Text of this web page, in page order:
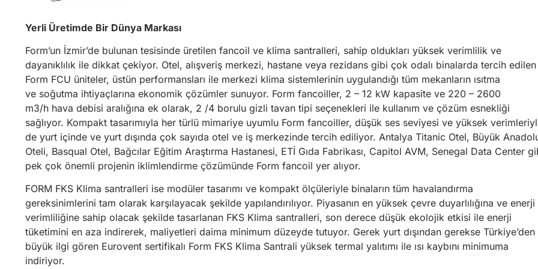
Yerli Üretimde Bir Dünya Markası
Form’un İzmir’de bulunan tesisinde üretilen fancoil ve klima santralleri, sahip oldukları yüksek verimlilik ve
dayanıklılık ile dikkat çekiyor. Otel, alışveriş merkezi, hastane veya rezidans gibi çok odalı binalarda tercih edilen
Form FCU üniteler, üstün performansları ile merkezi klima sistemlerinin uygulandığı tüm mekanların ısıtma
ve soğutma ihtiyaçlarına ekonomik çözümler sunuyor. Form fancoiller, 2 – 12 kW kapasite ve 220 – 2600
m3/h hava debisi aralığına ek olarak, 2 /4 borulu gizli tavan tipi seçenekleri ile kullanım ve çözüm esnekliği
sağlıyor. Kompakt tasarımıyla her türlü mimariye uyumlu Form fancoiller, düşük ses seviyesi ve yüksek
de yurt içinde ve yurt dışında çok sayıda otel ve iş merkezinde tercih ediliyor. Antalya Titanic Otel, Büyük
Oteli, Basqual Otel, Bağcılar Eğitim Araştırma Hastanesi, ETİ Gıda Fabrikası, Capitol AVM, Senegal Data Center
pek çok önemli projenin iklimlendirme çözümünde Form fancoil yer alıyor.
FORM FKS Klima santralleri ise modüler tasarımı ve kompakt ölçüleriyle binaların tüm havalandırma
gereksinimlerini tam olarak karşılayacak şekilde yapılandırılıyor. Piyasanın en yüksek çevre duyarlılığına ve enerji
verimliliğine sahip olacak şekilde tasarlanan FKS Klima santralleri, son derece düşük ekolojik etkisi ile enerji
tüketimini en aza indirerek, maliyetleri daima minimum düzeyde tutuyor. Gerek yurt dışından gerekse Türkiye’den
büyük ilgi gören Eurovent sertifikalı Form FKS Klima Santrali yüksek termal yalıtımı ile ısı kaybını minimuma
indiriyor.